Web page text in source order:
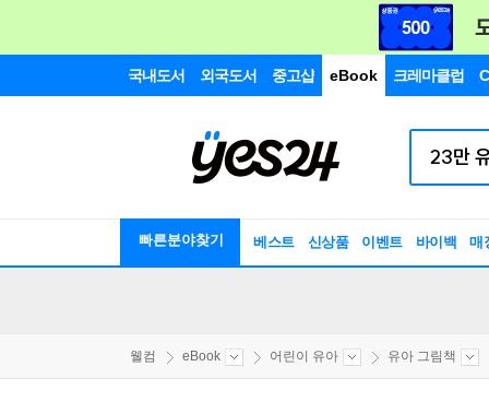
국내도서 외국도서 중고샵 eBook 크레마클럽
빠른분야찾기 베스트 신상품 이벤트 바이백 매
웰컴 eBook 어린이 유아 유아 그림책